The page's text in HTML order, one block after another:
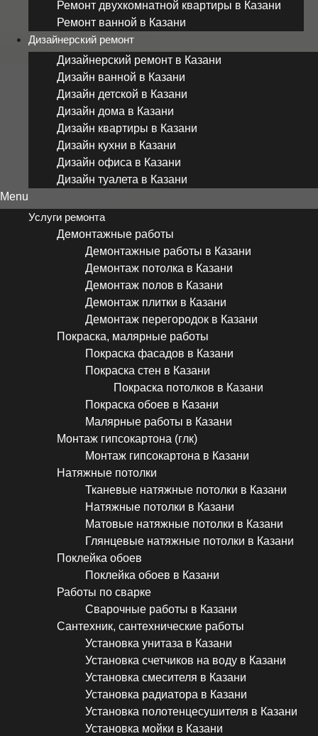
Ремонт двухкомнатной квартиры в Казани
Ремонт ванной в Казани
Дизайнерский ремонт
Дизайнерский ремонт в Казани
Дизайн ванной в Казани
Дизайн детской в Казани
Дизайн дома в Казани
Дизайн квартиры в Казани
Дизайн кухни в Казани
Дизайн офиса в Казани
Дизайн туалета в Казани
Menu
Услуги ремонта
Демонтажные работы
Демонтажные работы в Казани
Демонтаж потолка в Казани
Демонтаж полов в Казани
Демонтаж плитки в Казани
Демонтаж перегородок в Казани
Покраска, малярные работы
Покраска фасадов в Казани
Покраска стен в Казани
Покраска потолков в Казани
Покраска обоев в Казани
Малярные работы в Казани
Монтаж гипсокартона (глк)
Монтаж гипсокартона в Казани
Натяжные потолки
Тканевые натяжные потолки в Казани
Натяжные потолки в Казани
Матовые натяжные потолки в Казани
Глянцевые натяжные потолки в Казани
Поклейка обоев
Поклейка обоев в Казани
Работы по сварке
Сварочные работы в Казани
Сантехник, сантехнические работы
Установка унитаза в Казани
Установка счетчиков на воду в Казани
Установка смесителя в Казани
Установка радиатора в Казани
Установка полотенцесушителя в Казани
Установка мойки в Казани